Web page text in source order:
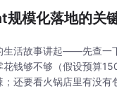
模化落地的关
生活故事讲起——先查一
钱够不够（假设预算
还要看火锅店里有没